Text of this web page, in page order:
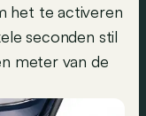
het te activeren
seconden stil
meter van de